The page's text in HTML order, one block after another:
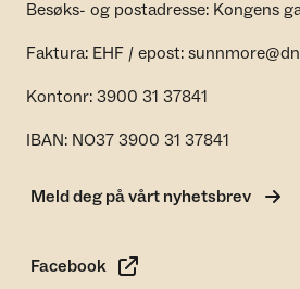
Besøks- og postadresse: Kongens
Faktura: EHF / epost:
Kontonr: 3900 31 37841
IBAN: NO37 3900 31 37841
Meld deg på vårt nyhetsbrev
Facebook